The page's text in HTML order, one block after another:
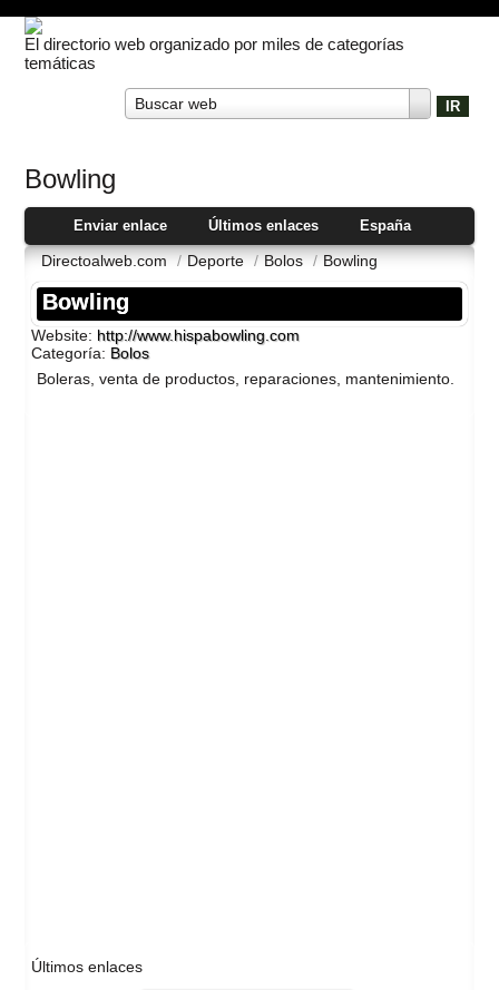
El directorio web organizado por miles de categorías
temáticas
Buscar web
Bowling
Enviar enlace Últimos enlaces España
Directoalweb.com / Deporte / Bolos / Bowling
Bowling
Website: http://www.hispabowling.com
Categoría: Bolos
Boleras, venta de productos, reparaciones, mantenimiento.
Últimos enlaces